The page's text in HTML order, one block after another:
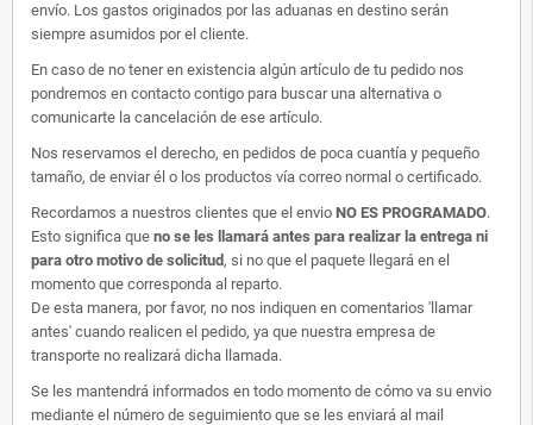
envío. Los gastos originados por las aduanas en destino serán
siempre asumidos por el cliente.
En caso de no tener en existencia algún artículo de tu pedido nos
pondremos en contacto contigo para buscar una alternativa o
comunicarte la cancelación de ese artículo.
Nos reservamos el derecho, en pedidos de poca cuantía y pequeño
tamaño, de enviar él o los productos vía correo normal o certificado.
Recordamos a nuestros clientes que el envio NO ES PROGRAMADO.
Esto significa que no se les llamará antes para realizar la entrega ni
para otro motivo de solicitud, si no que el paquete llegará en el
momento que corresponda al reparto.
De esta manera, por favor, no nos indiquen en comentarios 'llamar
antes' cuando realicen el pedido, ya que nuestra empresa de
transporte no realizará dicha llamada.
Se les mantendrá informados en todo momento de cómo va su envio
mediante el número de seguimiento que se les enviará al mail